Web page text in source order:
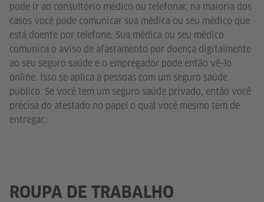
pode ir ao consultório médico ou telefonar, na maioria dos
casos você pode comunicar sua médica ou seu médico que
está doente por telefone. Sua médica ou seu médico
comunica o aviso de afastamento por doença digitalmente
ao seu seguro saúde e o empregador pode então vê-lo
online. Isso se aplica a pessoas com um seguro saúde
público. Se você tem um seguro saúde privado, então você
precisa do atestado no papel o qual você mesmo tem de
entregar.
ROUPA DE TRABALHO